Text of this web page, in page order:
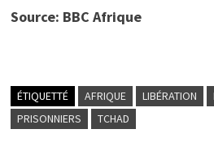
Source: BBC Afrique
ÉTIQUETTÉ AFRIQUE LIBÉRATION
PRISONNIERS
TCHAD